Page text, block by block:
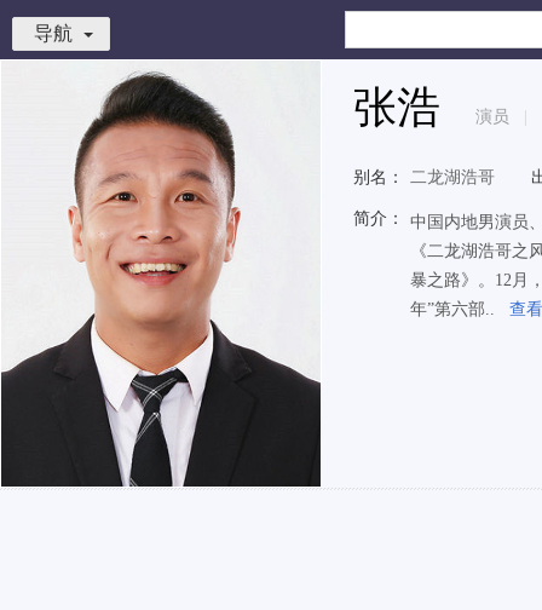
导航
张浩 演员
别名： 二龙湖浩哥
简介：
中国内地男演员
《二龙湖浩哥之
暴之路》。12月
年”第六部..
查